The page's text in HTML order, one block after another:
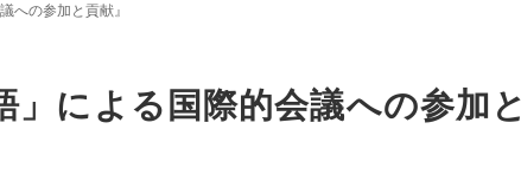
への参加と貢献』
による国際的会議への参加と